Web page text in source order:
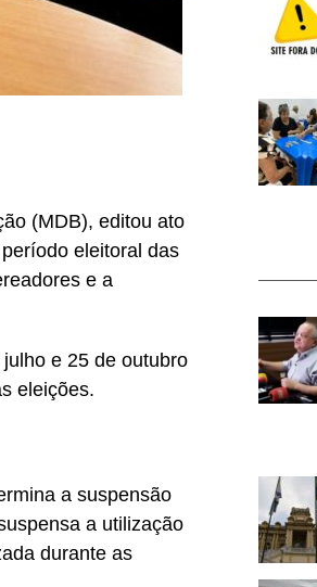
(MDB), editou ato
eleitoral das
e a
e 25 de outubro
eleições.
a suspensão
a utilização
durante as